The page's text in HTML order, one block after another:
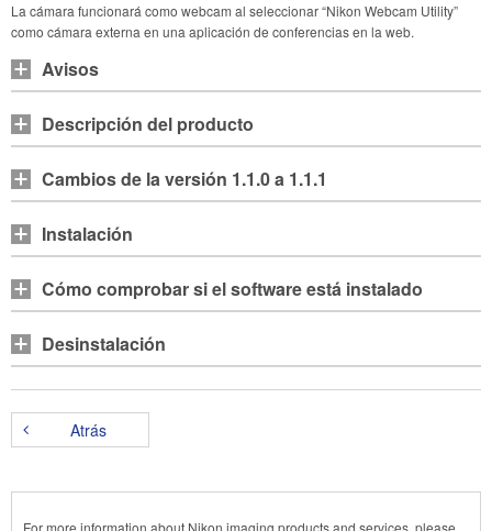
La cámara funcionará como webcam al seleccionar “Nikon Webcam Utility”
como cámara externa en una aplicación de conferencias en la web.
Avisos
Descripción del producto
Cambios de la versión 1.1.0 a 1.1.1
Instalación
Cómo comprobar si el software está instalado
Desinstalación
Atrás
For more information about Nikon imaging products and services, please